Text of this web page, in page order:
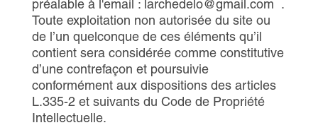
préalable à l'email : larchedelo@gmail.com .
Toute exploitation non autorisée du site ou
de l’un quelconque de ces éléments qu’il
contient sera considérée comme constitutive
d’une contrefaçon et poursuivie
conformément aux dispositions des articles
L.335-2 et suivants du Code de Propriété
Intellectuelle.